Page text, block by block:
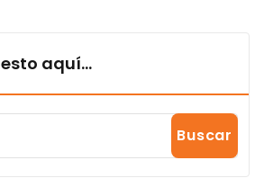
aquí...
Buscar